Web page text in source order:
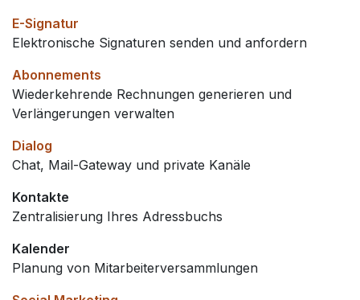
E-Signatur
Elektronische Signaturen senden und anfordern
Abonnements
Wiederkehrende Rechnungen generieren und
Verlängerungen verwalten
Dialog
Chat, Mail-Gateway und private Kanäle
Kontakte
Zentralisierung Ihres Adressbuchs
Kalender
Planung von Mitarbeiterversammlungen